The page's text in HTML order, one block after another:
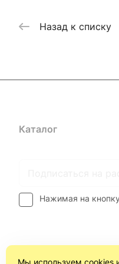
Назад к списку
Каталог
Нажимая на
Мы используем cookies